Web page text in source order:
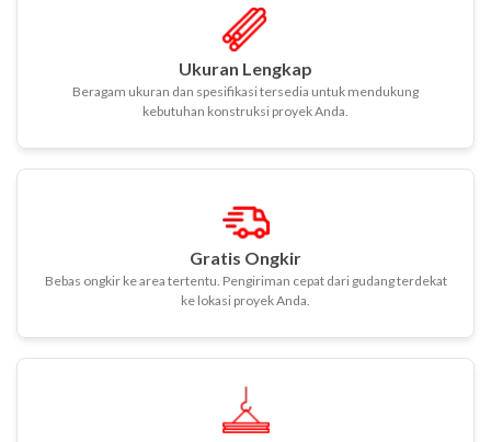
Ukuran Lengkap
Beragam ukuran dan spesifikasi tersedia untuk mendukung
kebutuhan konstruksi proyek Anda.
Gratis Ongkir
Bebas ongkir ke area tertentu. Pengiriman cepat dari gudang terdekat
ke lokasi proyek Anda.